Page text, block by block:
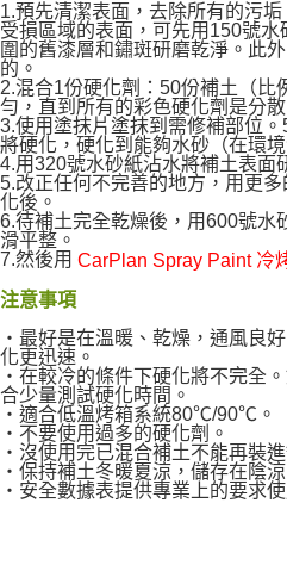
購買商品的店家。未經商家同意取消之
後付繳納相關費用。
※ 交易是否成功請以「AFTEE先享後付
是否繳費成功／繳費後需取消欲退款等
客戶支援中心」https://
【注意事項】
１．透過由恩沛科技股份有限公司提供
易，需依本服務之必要範圍內提供個人
權轉讓予恩沛科技股份有限公司。
２．關於個人資料處理事宜，請瀏覽以
https://aftee.tw/terms/#terms3
３．未成年的使用者請事先徵得法定代
「AFTEE先享後付」，若未經同意申辦
４．使用「AFTEE先享後付」時，將依
時審查核予不同之上限額度；若仍有額
請求用戶進行身份認證。
５．嚴禁一人註冊多個帳號或使用他人
恩沛科技股份有限公司將有權停止該用
每筆NT$60，滿NT$800(含以上)免
離島取貨加價40
每筆NT$55，滿NT$800(含以上)免
宅配(快速到貨)
每筆NT$100，滿NT$1,200(含以上)
宅配(外島)
每筆NT$300
付款後門市自取
1.預先清潔表面，去除所有的污
受損區域的表面，可先用150號
圍的舊漆層和鏽斑研磨乾淨。此
的。
2.混合1份硬化劑：50份補土（比
勻，直到所有的彩色硬化劑是分
3.使用塗抹片塗抹到需修補部位
將硬化，硬化到能夠水砂（在環
4.用320號水砂紙沾水將補土表面
5.改正任何不完善的地方，用更
化後。
6.待補土完全乾燥後，用600號水
滑平整。
7.然後用 CarPlan Spray Paint 冷
注意事項
‧最好是在溫暖、乾燥，通風良
化更迅速。
‧在較冷的條件下硬化將不完全
合少量測試硬化時間。
‧適合低溫烤箱系統80℃/90℃。
‧不要使用過多的硬化劑。
‧沒使用完已混合補土不能再裝進
‧保持補土冬暖夏涼，儲存在陰涼
‧安全數據表提供專業上的要求使